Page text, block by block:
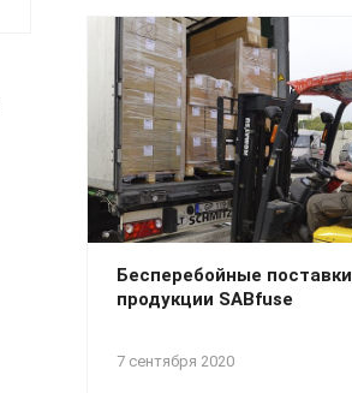
7 сентября 2020
Бесперебойные поставки
продукции SABfuse